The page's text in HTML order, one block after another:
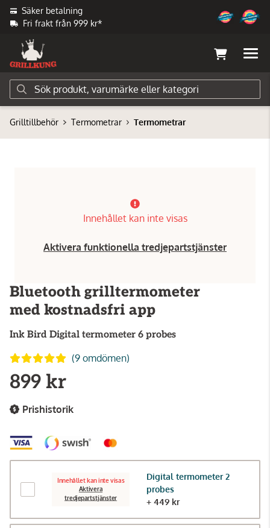
Säker betalning
Fri frakt från 999 kr*
Grilltillbehör Termometrar Termometrar
Innehållet kan inte visas
Aktivera funktionella tredjepartstjänster
Bluetooth grilltermometer
med kostnadsfri app
Ink Bird Digital termometer 6 probes
(9 omdömen)
899 kr
Prishistorik
Innehållet kan inte visas
Aktivera
tredjepartstjänster
Digital termometer 2
probes
+ 449 kr